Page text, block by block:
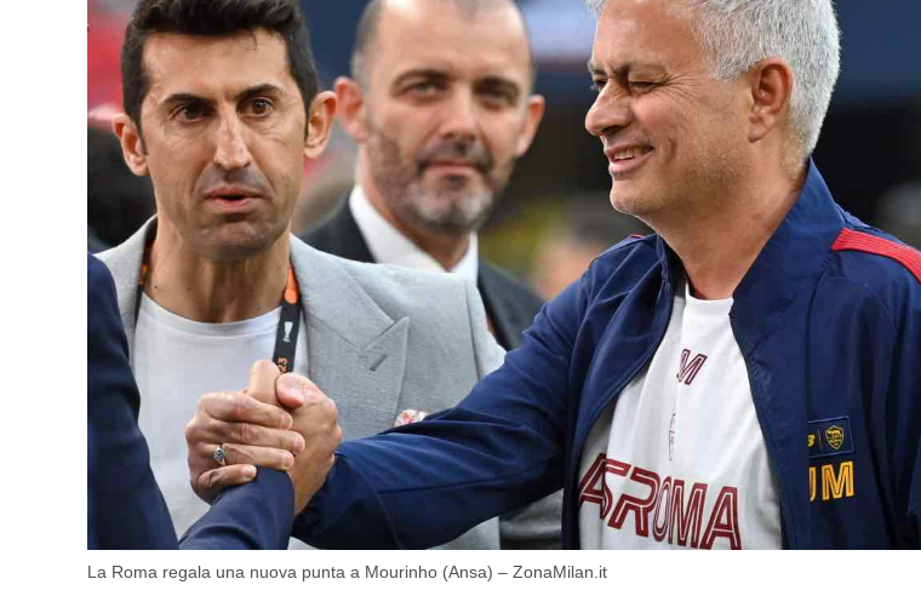
La Roma regala una nuova punta a Mourinho (Ansa) – ZonaMilan.it